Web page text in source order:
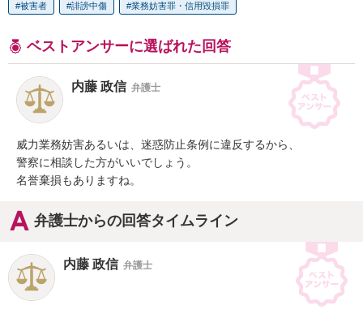
被害者 誹謗中傷 業務妨害罪・信用毀損罪
ベストアンサーに選ばれた回答
内藤 政信 弁護士
威力業務妨害あるいは、迷惑防止条例に違反するから、
警察に相談した方がいいでしょう。
名誉棄損もありますね。
弁護士からの回答タイムライン
内藤 政信 弁護士